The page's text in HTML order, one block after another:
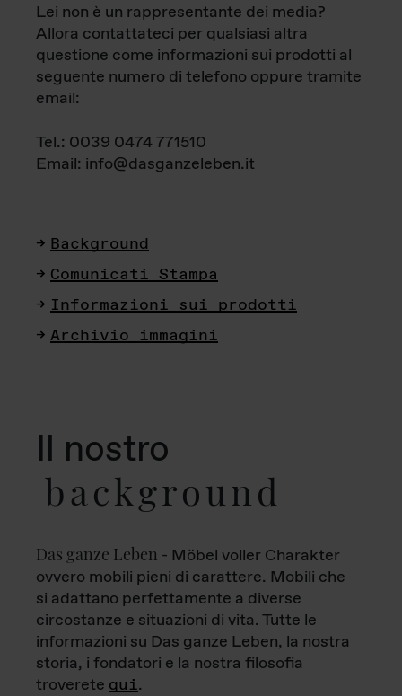
Lei non è un rappresentante dei media?
Allora contattateci per qualsiasi altra
questione come informazioni sui prodotti al
seguente numero di telefono oppure tramite
email:
Tel.: 0039 0474 771510
Email: info@dasganzeleben.it
Background
Comunicati Stampa
Informazioni sui prodotti
Archivio immagini
Il nostro
background
Das ganze Leben - Möbel voller Charakter
ovvero mobili pieni di carattere. Mobili che
si adattano perfettamente a diverse
circostanze e situazioni di vita. Tutte le
informazioni su Das ganze Leben, la nostra
storia, i fondatori e la nostra filosofia
troverete qui.